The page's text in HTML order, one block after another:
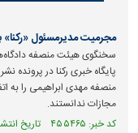
مجرمیت مدیرمسئول
سخنگوی هیئت منصفه
پایگاه خبری رکنا در پرونده
منصفه مهدی ابراهیمی را به
مجازات ندانستند.
کد خبر: ۴۵۵۴۶۵ تاریخ انتشار : ۱۴۰۵/۰۲/۱۴